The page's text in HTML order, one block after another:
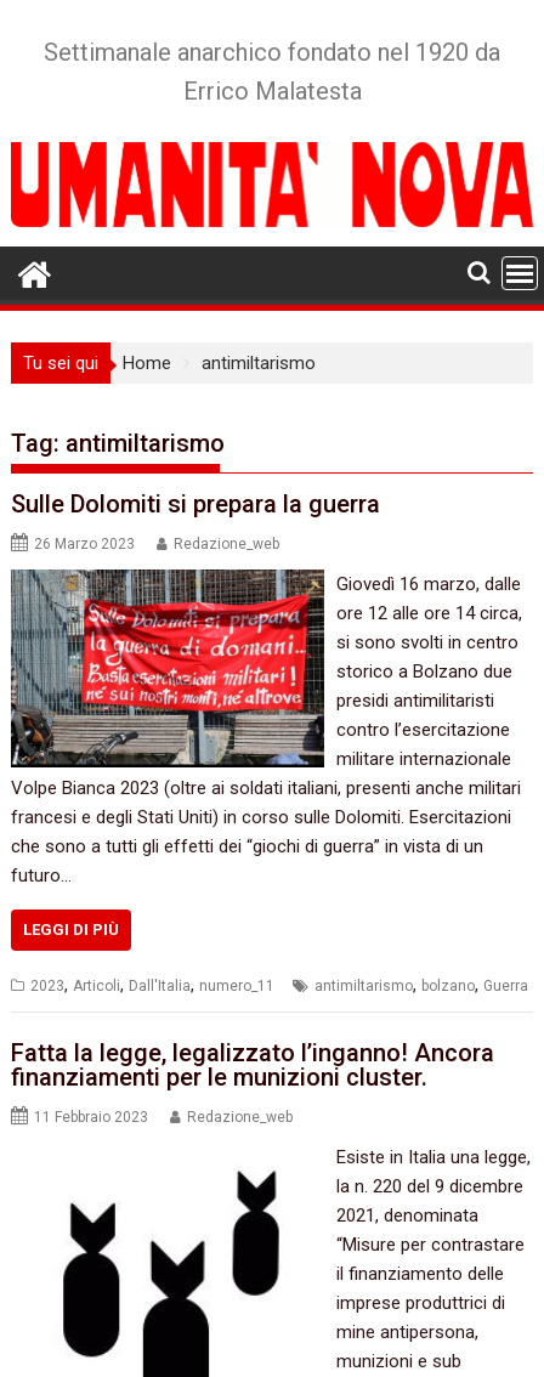
Settimanale anarchico fondato nel 1920 da
Errico Malatesta
Tu sei qui Home antimiltarismo
Tag: antimiltarismo
Sulle Dolomiti si prepara la guerra
26 Marzo 2023 Redazione_web
Giovedì 16 marzo, dalle
ore 12 alle ore 14 circa,
si sono svolti in centro
storico a Bolzano due
presidi antimilitaristi
contro l’esercitazione
militare internazionale
Volpe Bianca 2023 (oltre ai soldati italiani, presenti anche militari
francesi e degli Stati Uniti) in corso sulle Dolomiti. Esercitazioni
che sono a tutti gli effetti dei “giochi di guerra” in vista di un
futuro…
LEGGI DI PIÙ
2023,Articoli, Dall'Italia, numero_11 antimiltarismo, bolzano, Guerra
Fatta la legge, legalizzato l’inganno! Ancora
finanziamenti per le munizioni cluster.
11 Febbraio 2023 Redazione_web
Esiste in Italia una legge,
la n. 220 del 9 dicembre
2021, denominata
“Misure per contrastare
il finanziamento delle
imprese produttrici di
mine antipersona,
munizioni e sub